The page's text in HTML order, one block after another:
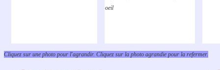
oeil
Cliquez sur une photo pour l'agrandir. Cliquez sur la photo agrandie pour la refermer.